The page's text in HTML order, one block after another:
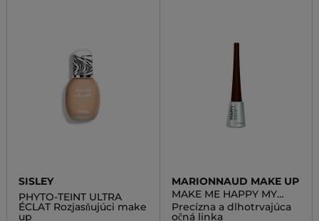
SISLEY
PHYTO-TEINT ULTRA
ÉCLAT Rozjasňujúci make
up
MARIONNAUD MAKE UP
MAKE ME HAPPY MY
GRAPHIC LINER
Precízna a dlhotrvajúca
očná linka